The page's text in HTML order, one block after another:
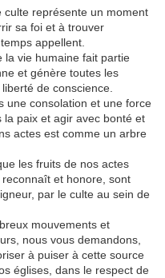
culte représente un moment
sa foi et à trouver
appellent.
la vie humaine fait partie
et génère toutes les
de conscience.
une consolation et une force
paix et agir avec bonté et
actes est comme un arbre
les fruits de nos actes
reconnaît et honore, sont
par le culte au sein de
mouvements et
nous vous demandons,
à puiser à cette source
églises, dans le respect de